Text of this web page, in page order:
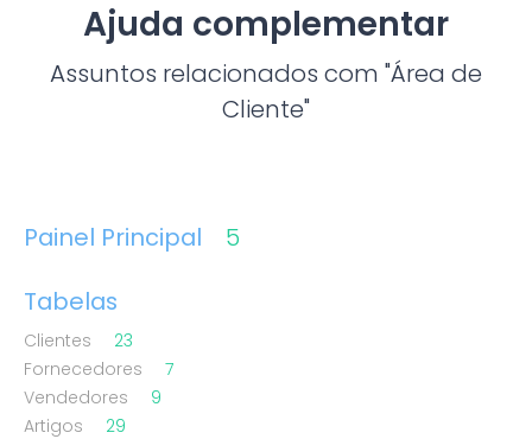
Ajuda complementar
Assuntos relacionados com "Área de
Cliente"
Painel Principal
5
Tabelas
Clientes
23
Fornecedores
7
Vendedores
9
Artigos
29